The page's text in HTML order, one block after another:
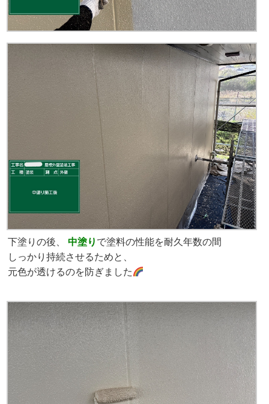
下塗りの後、 中塗りで塗料の性能を耐久年数の間
しっかり持続させるためと、
元色が透けるのを防ぎました